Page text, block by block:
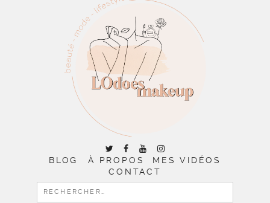
BLOG À PROPOS
MES VIDÉOS
CONTACT
RECHERCHER :